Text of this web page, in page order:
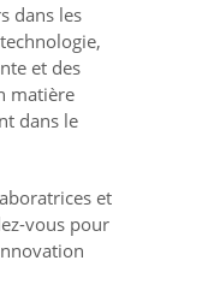
dans les
et des
matière
dans le
et
vous pour